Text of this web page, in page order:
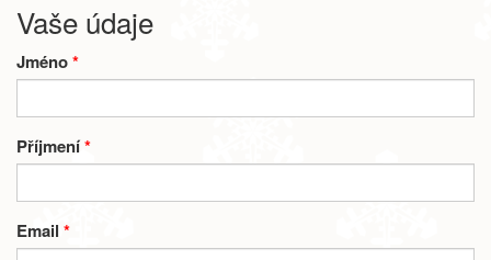
Vaše údaje
Jméno*
Příjmení*
Email*